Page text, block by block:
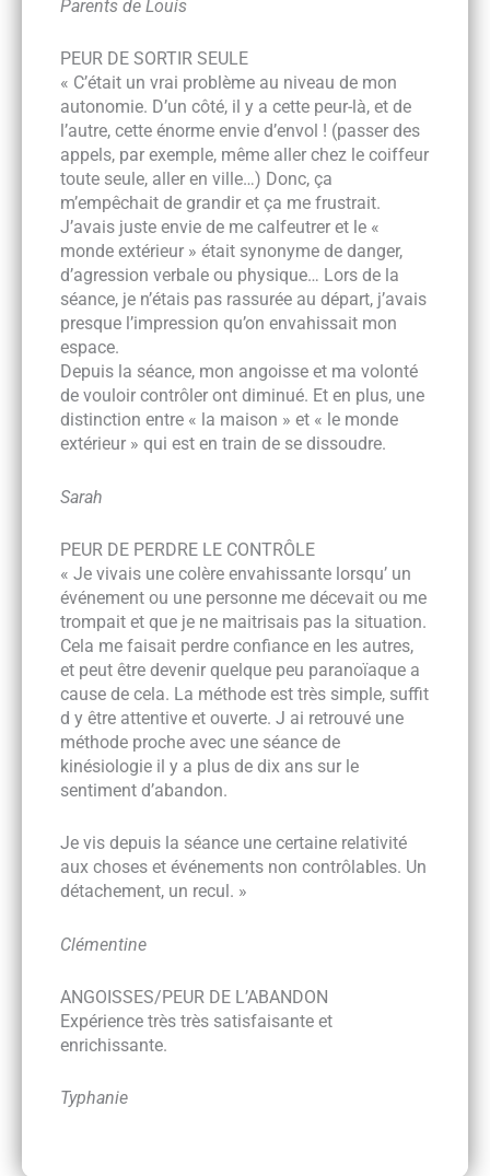
Parents de Louis
PEUR DE SORTIR SEULE
« C’était un vrai problème au niveau de mon
autonomie. D’un côté, il y a cette peur-là, et de
l’autre, cette énorme envie d’envol ! (passer des
appels, par exemple, même aller chez le coiffeur
toute seule, aller en ville…) Donc, ça
m’empêchait de grandir et ça me frustrait.
J’avais juste envie de me calfeutrer et le «
monde extérieur » était synonyme de danger,
d’agression verbale ou physique… Lors de la
séance, je n’étais pas rassurée au départ, j’avais
presque l’impression qu’on envahissait mon
espace.
Depuis la séance, mon angoisse et ma volonté
de vouloir contrôler ont diminué. Et en plus, une
distinction entre « la maison » et « le monde
extérieur » qui est en train de se dissoudre.
Sarah
PEUR DE PERDRE LE CONTRÔLE
« Je vivais une colère envahissante lorsqu’ un
événement ou une personne me décevait ou me
trompait et que je ne maitrisais pas la situation.
Cela me faisait perdre confiance en les autres,
et peut être devenir quelque peu paranoïaque a
cause de cela. La méthode est très simple, suffit
d y être attentive et ouverte. J ai retrouvé une
méthode proche avec une séance de
kinésiologie il y a plus de dix ans sur le
sentiment d’abandon.
Je vis depuis la séance une certaine relativité
aux choses et événements non contrôlables. Un
détachement, un recul. »
Clémentine
ANGOISSES/PEUR DE L’ABANDON
Expérience très très satisfaisante et
enrichissante.
Typhanie